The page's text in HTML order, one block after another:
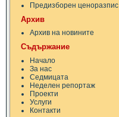
Предизборен ценоразпис
Архив
Архив на новините
Съдържание
Начало
За нас
Седмицата
Неделен репортаж
Проекти
Услуги
Контакти